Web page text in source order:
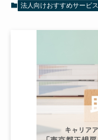
法人向けおすすめサービス